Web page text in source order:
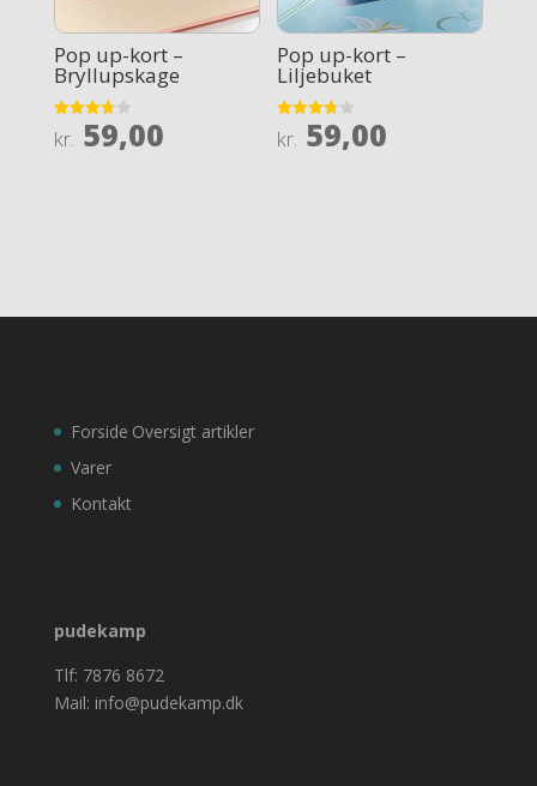
Pop up-kort –
Bryllupskage
Rated
3.7
kr. 59,00
Pop up-kort –
Liljebuket
Rated
3.8
kr. 59,00
Forside
Varer
Kontakt
Oversigt artikler
pudekamp
Tlf: 7876 8672
Mail: info@pudekamp.dk